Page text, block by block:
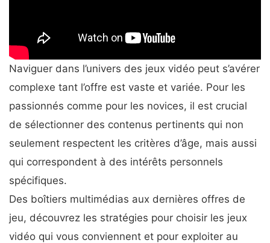
Naviguer dans l’univers des jeux vidéo peut s’avérer
complexe tant l’offre est vaste et variée. Pour les
passionnés comme pour les novices, il est crucial
de sélectionner des contenus pertinents qui non
seulement respectent les critères d’âge, mais aussi
qui correspondent à des intérêts personnels
spécifiques.
Des boîtiers multimédias aux dernières offres de
jeu, découvrez les stratégies pour choisir les jeux
vidéo qui vous conviennent et pour exploiter au